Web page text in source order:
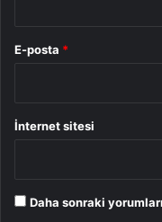
E-posta *
İnternet sitesi
Daha sonraki